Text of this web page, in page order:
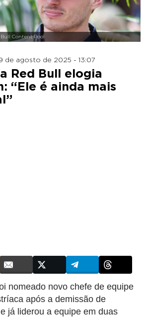
Content Pool
de agosto de 2025 - 13:07
Red Bull elogia
“Ele é ainda mais
nomeado novo chefe de equipe
após a demissão de
já liderou a equipe em duas